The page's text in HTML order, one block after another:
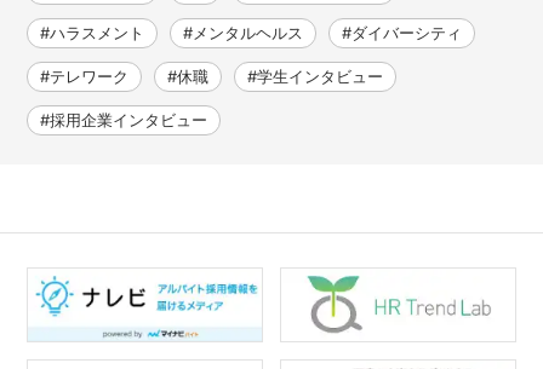
#ハラスメント #メンタルヘルス #ダイバーシティ
#テレワーク #休職 #学生インタビュー
#採用企業インタビュー